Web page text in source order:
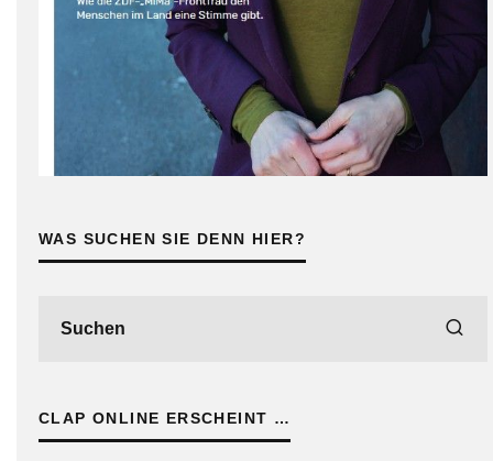
WAS SUCHEN SIE DENN HIER?
CLAP ONLINE ERSCHEINT …